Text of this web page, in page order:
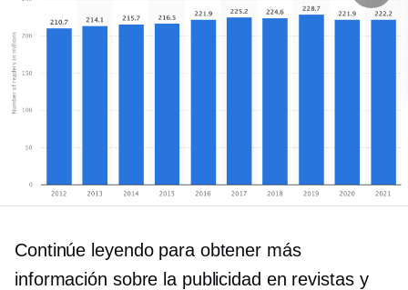
Continúe leyendo para obtener más
información sobre la publicidad en revistas y